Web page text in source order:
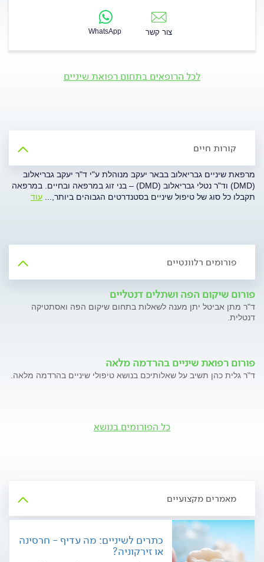
צור קשר WhatsApp
לכל הרופאים בתחום רפואת שיניים
קורות חיים
מרפאת שיניים גבריאלוב בבאר יעקב מנוהלת ע"י ד"ר יעקב גבריאלוב
(DMD) וד"ר נטלי גבריאלוב (DMD) – בני זוג במרפאה ובחיים. במרפאה
תקבלו כל סוג של טיפול שיניים בסטנדרטים הגבוהים ביותר,
עוד
פורומים רלוונטיים
פורום שיקום הפה ושתלים דנטליים
ד"ר מתן אביטל יתן מענה לשאלות בתחום שיקום הפה ואסתטיקה
דנטלית.
פורום רפואת שיניים בהרדמה מלאה
ד"ר גלית כהן תשיב על שאלותיכם בנושא טיפולי שיניים בהרדמה מלאה.
כל הפורומים בנושא
מאמרים מקצועיים
כתרים לשיניים: מה עדיף - חרסינה
או זירקוניה?